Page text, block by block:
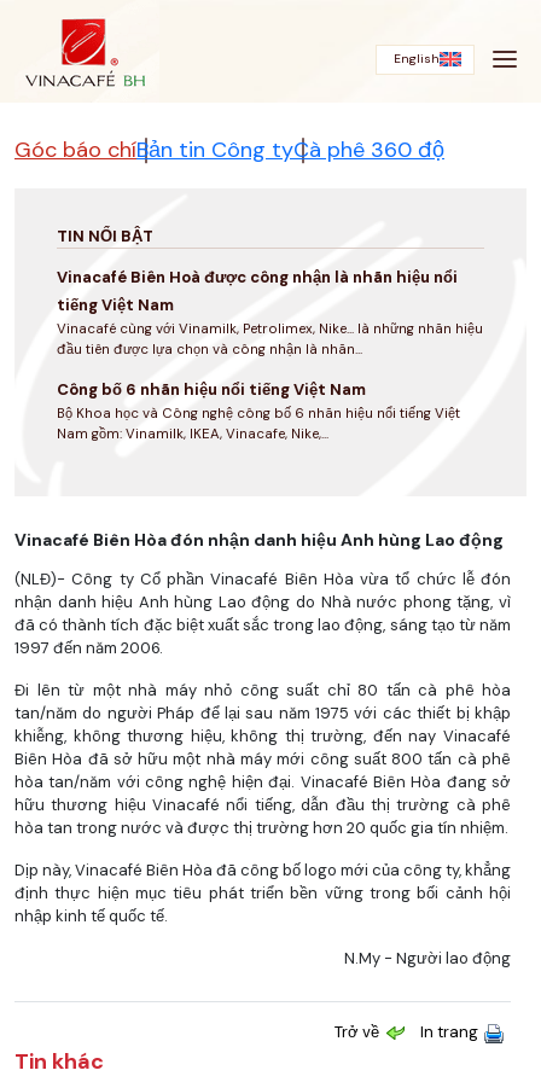
English
Góc báo chíBản tin Công tyCà phê 360 độ
TIN NỔI BẬT
Vinacafé Biên Hoà được công nhận là nhãn hiệu nổi
tiếng Việt Nam
Vinacafé cùng với Vinamilk, Petrolimex, Nike... là những nhãn hiệu
đầu tiên được lựa chọn và công nhận là nhãn...
Công bố 6 nhãn hiệu nổi tiếng Việt Nam
Bộ Khoa học và Công nghệ công bố 6 nhãn hiệu nổi tiếng Việt
Nam gồm: Vinamilk, IKEA, Vinacafe, Nike,...
Vinacafé Biên Hòa đón nhận danh hiệu Anh hùng Lao động
(NLĐ)- Công ty Cổ phần Vinacafé Biên Hòa vừa tổ chức lễ đón
nhận danh hiệu Anh hùng Lao động do Nhà nước phong tặng, vì
đã có thành tích đặc biệt xuất sắc trong lao động, sáng tạo từ năm
1997 đến năm 2006.
Đi lên từ một nhà máy nhỏ công suất chỉ 80 tấn cà phê hòa
tan/năm do người Pháp để lại sau năm 1975 với các thiết bị khập
khiễng, không thương hiệu, không thị trường, đến nay Vinacafé
Biên Hòa đã sở hữu một nhà máy mới công suất 800 tấn cà phê
hòa tan/năm với công nghệ hiện đại. Vinacafé Biên Hòa đang sở
hữu thương hiệu Vinacafé nổi tiếng, dẫn đầu thị trường cà phê
hòa tan trong nước và được thị trường hơn 20 quốc gia tín nhiệm.
Dịp này, Vinacafé Biên Hòa đã công bố logo mới của công ty, khẳng
định thực hiện mục tiêu phát triển bền vững trong bối cảnh hội
nhập kinh tế quốc tế.
N.My - Người lao động
Trở về In trang
Tin khác